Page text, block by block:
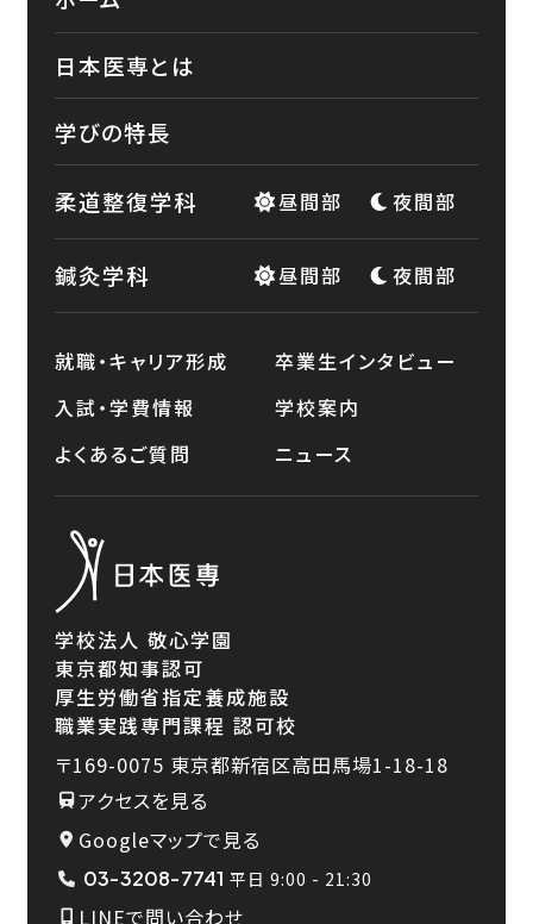
学校法人 敬心学園
東京都知事認可
厚生労働省指定養成施設
職業実践専門課程 認可校
〒169-0075 東京都新宿区高田馬場1-18-18
アクセスを見る
Googleマップで見る
03-3208-7741 平日 9:00 - 21:30
LINEで問い合わせ
日本医専とは
学びの特長
柔道整復学科 昼間部 夜間部
鍼灸学科 昼間部 夜間部
就職・キャリア形成
卒業生インタビュー
入試・学費情報
学校案内
よくあるご質問
ニュース